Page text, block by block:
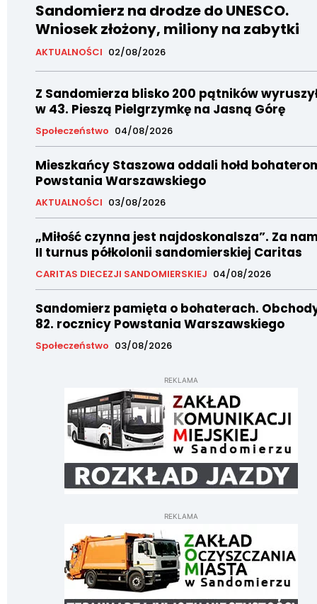
Sandomierz na drodze do UNESCO.
Wniosek złożony, miliony na zabytki
AKTUALNOŚCI 02/08/2026
Z Sandomierza blisko 200 pątników
w 43. Pieszą Pielgrzymkę na Jasną Górę
Społeczeństwo 04/08/2026
Mieszkańcy Staszowa oddali hołd
Powstania Warszawskiego
AKTUALNOŚCI 03/08/2026
„Miłość czynna jest najdoskonalsza”. Za
II turnus półkolonii sandomierskiej Caritas
CARITAS DIECEZJI SANDOMIERSKIEJ 04/08/2026
Sandomierz pamięta o bohaterach.
82. rocznicy Powstania Warszawskiego
Społeczeństwo 03/08/2026
REKLAMA
REKLAMA